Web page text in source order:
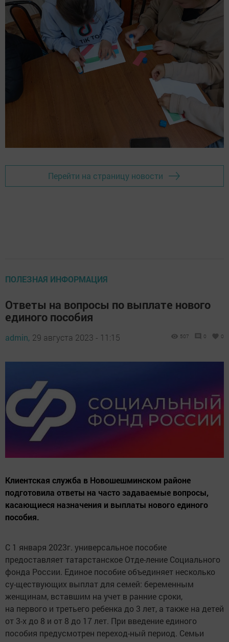
Перейти на страницу новости
ПОЛЕЗНАЯ ИНФОРМАЦИЯ
Ответы на вопросы по выплате нового
единого пособия
admin, 29 августа 2023 - 11:15 507 0 0
Клиентская служба в Новошешминском районе
подготовила ответы на часто задаваемые вопросы,
касающиеся назначения и выплаты нового единого
пособия.
С 1 января 2023г. универсальное пособие
предоставляет татарстанское Отде-ление Социального
фонда России. Единое пособие объединяет несколько
су-ществующих выплат для семей: беременным
женщинам, вставшим на учет в ранние сроки,
на первого и третьего ребенка до 3 лет, а также на детей
от 3-х до 8 и от 8 до 17 лет. При введение единого
пособия предусмотрен переход-ный период. Семьи